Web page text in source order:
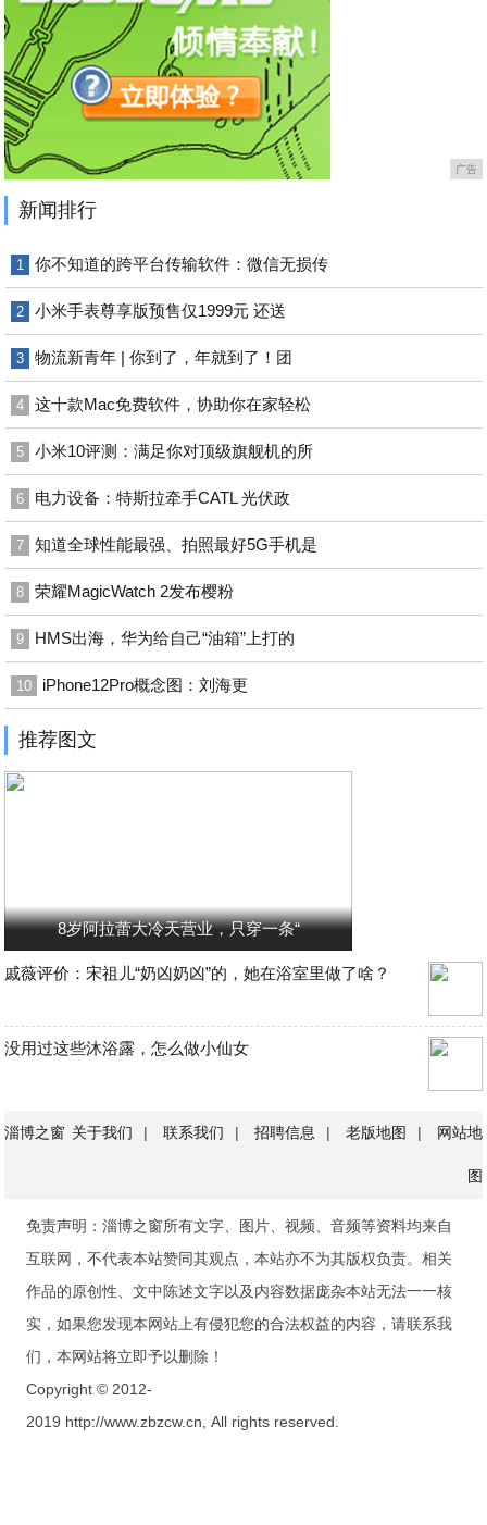
广告
新闻排行
1 你不知道的跨平台传输软件：微信无损传
2 小米手表尊享版预售仅1999元 还送
3 物流新青年 | 你到了，年就到了！团
4 这十款Mac免费软件，协助你在家轻松
5 小米10评测：满足你对顶级旗舰机的所
6 电力设备：特斯拉牵手CATL 光伏政
7 知道全球性能最强、拍照最好5G手机是
8 荣耀MagicWatch 2发布樱粉
9 HMS出海，华为给自己“油箱”上打的
10 iPhone12Pro概念图：刘海更
推荐图文
8岁阿拉蕾大冷天营业，只穿一条“
戚薇评价：宋祖儿“奶凶奶凶”的，她在浴室里做了啥？
没用过这些沐浴露，怎么做小仙女
淄博之窗 关于我们 | 联系我们 | 招聘信息 | 老版地图 | 网站地
图
免责声明：淄博之窗所有文字、图片、视频、音频等资料均来自
互联网，不代表本站赞同其观点，本站亦不为其版权负责。相关
作品的原创性、文中陈述文字以及内容数据庞杂本站无法一一核
实，如果您发现本网站上有侵犯您的合法权益的内容，请联系我
们，本网站将立即予以删除！
Copyright © 2012-
2019 http://www.zbzcw.cn, All rights reserved.